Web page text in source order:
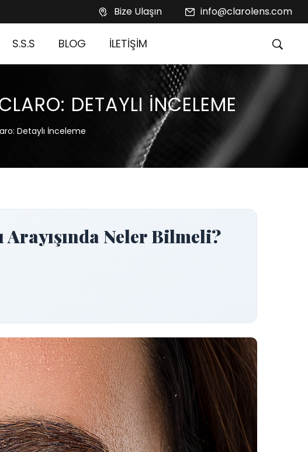
Bize Ulaşın info@clarolens.com
S.S.S BLOG İLETİŞİM
DETAYLI İNCELEME
Detaylı İnceleme
Neler Bilmeli?